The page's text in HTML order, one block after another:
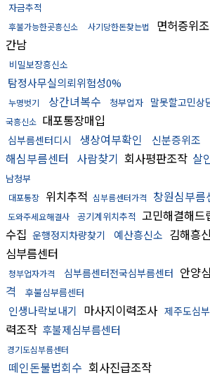
자금추적
후불가능한곳흥신소 사기당한돈찾는법 면허증위조
간남
비밀보장흥신소
탐정사무실의뢰위험성0%
누명벗기 상간녀복수 청부업자 말못할고민상
국흥신소 대포통장매입
심부름센터디시 생상여부확인 신분증위조
해심부름센터 사람찾기 회사평판조작 살
남청부
대포통장 위치추적 심부름센터가격 창원심부름
도와주세요해결사 공기계위치추적 고민해결해드
수집 운행정지차량찾기 예산흥신소 김해흥
심부름센터
청부업자가격 심부름센터전국심부름센터 안양
격
후불심부름센터
인생나락보내기 마사지이력조사 제주도심
력조작 후불제심부름센터
경기도심부름센터
떼인돈불법회수 회사진급조작